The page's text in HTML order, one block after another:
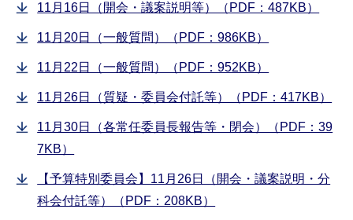
11月16日（開会・議案説明等）（PDF：487KB）
11月20日（一般質問）（PDF：986KB）
11月22日（一般質問）（PDF：952KB）
11月26日（質疑・委員会付託等）（PDF：417KB）
11月30日（各常任委員長報告等・閉会）（PDF：39
7KB）
【予算特別委員会】11月26日（開会・議案説明・分
科会付託等）（PDF：208KB）